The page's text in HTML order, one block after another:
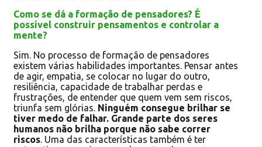
Como se dá a formação de pensadores? É
possível construir pensamentos e controlar a
mente?
Sim. No processo de formação de pensadores
existem várias habilidades importantes. Pensar antes
de agir, empatia, se colocar no lugar do outro,
resiliência, capacidade de trabalhar perdas e
frustrações, de entender que quem vem sem riscos,
triunfa sem glórias. Ninguém consegue brilhar se
tiver medo de falhar. Grande parte dos seres
humanos não brilha porque não sabe correr
riscos . Uma das características também é ter